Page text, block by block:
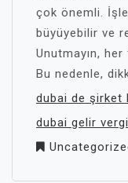
çok önemli.
büyüyebilir ve
Unutmayın, her
Bu nedenle,
dubai de şirket
dubai gelir